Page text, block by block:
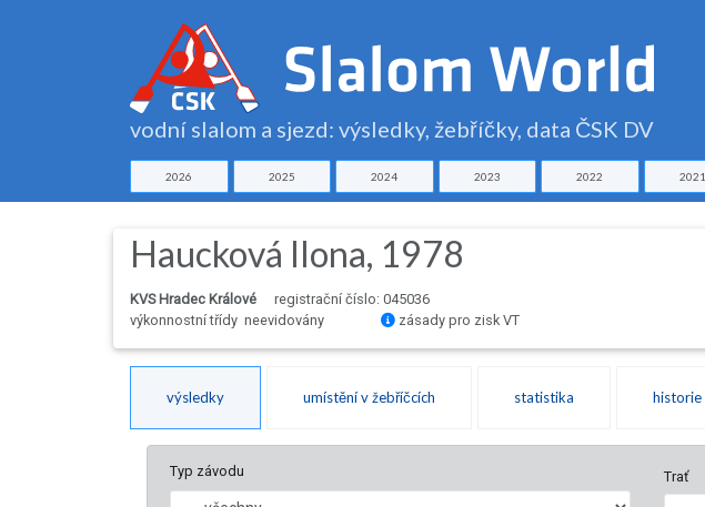
vodní slalom a sjezd: výsledky, žebříčky, data ČSK DV
2026 2025 2024 2023 2022 2021
Haucková Ilona, 1978
KVS Hradec Králové
registrační číslo: 045036
výkonnostní třídy neevidovány
zásady pro zisk VT
výsledky umístění v žebříčcích statistika historie
Typ závodu Trať